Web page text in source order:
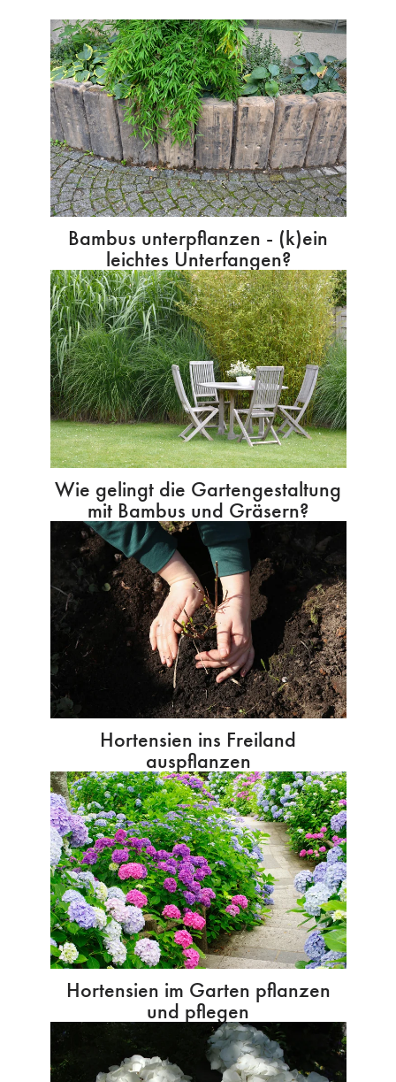
Bambus unterpflanzen - (k)ein
leichtes Unterfangen?
Wie gelingt die Gartengestaltung
mit Bambus und Gräsern?
Hortensien ins Freiland
auspflanzen
Hortensien im Garten pflanzen
und pflegen